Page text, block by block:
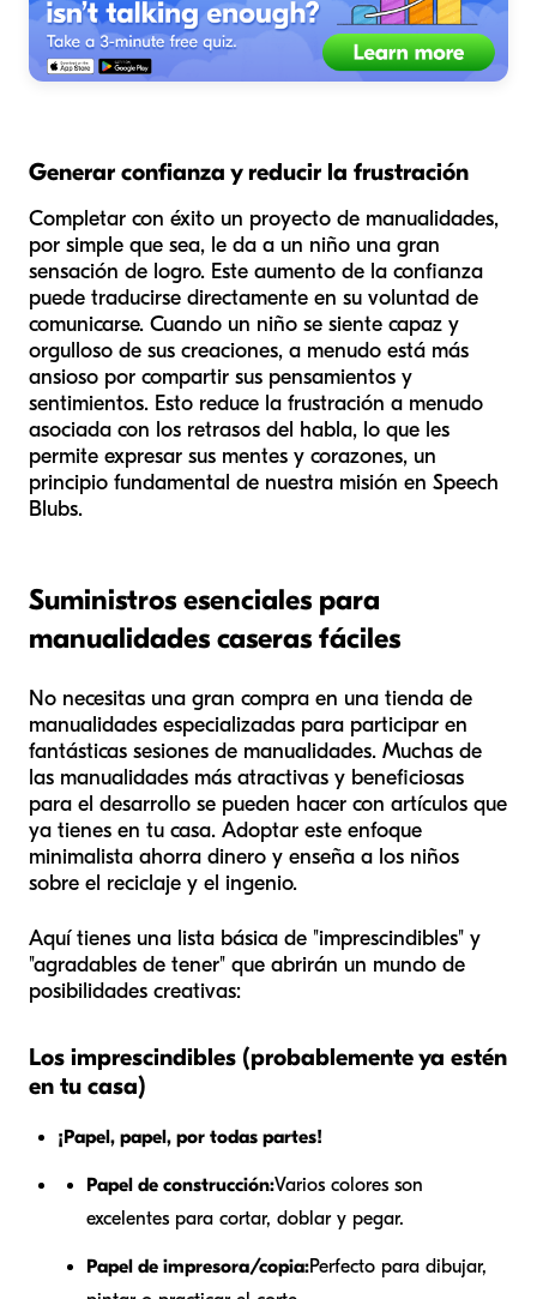
Generar confianza y reducir la frustración
Completar con éxito un proyecto de manualidades,
por simple que sea, le da a un niño una gran
sensación de logro. Este aumento de la confianza
puede traducirse directamente en su voluntad de
comunicarse. Cuando un niño se siente capaz y
orgulloso de sus creaciones, a menudo está más
ansioso por compartir sus pensamientos y
sentimientos. Esto reduce la frustración a menudo
asociada con los retrasos del habla, lo que les
permite expresar sus mentes y corazones, un
principio fundamental de nuestra misión en Speech
Blubs.
Suministros esenciales para
manualidades caseras fáciles
No necesitas una gran compra en una tienda de
manualidades especializadas para participar en
fantásticas sesiones de manualidades. Muchas de
las manualidades más atractivas y beneficiosas
para el desarrollo se pueden hacer con artículos que
ya tienes en tu casa. Adoptar este enfoque
minimalista ahorra dinero y enseña a los niños
sobre el reciclaje y el ingenio.
Aquí tienes una lista básica de "imprescindibles" y
"agradables de tener" que abrirán un mundo de
posibilidades creativas:
Los imprescindibles (probablemente ya estén
en tu casa)
¡Papel, papel, por todas partes!
Papel de construcción:Varios colores son
excelentes para cortar, doblar y pegar.
Papel de impresora/copia:Perfecto para dibujar,